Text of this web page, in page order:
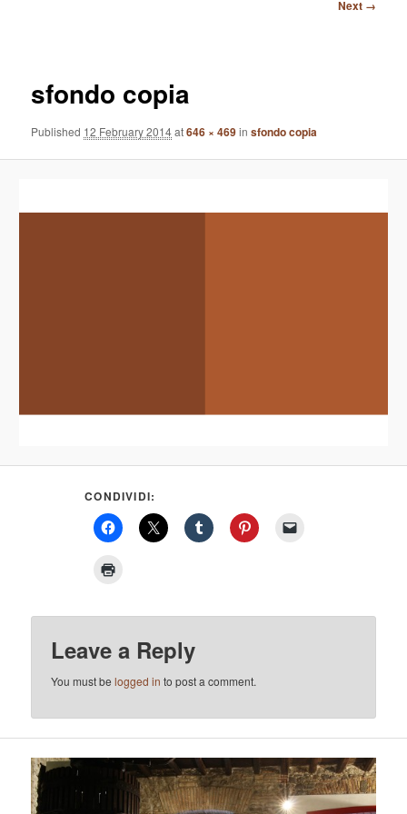
Next →
sfondo copia
Published 12 February 2014at646 × 469insfondo copia
CONDIVIDI:
Leave a Reply
You must belogged in to post a comment.